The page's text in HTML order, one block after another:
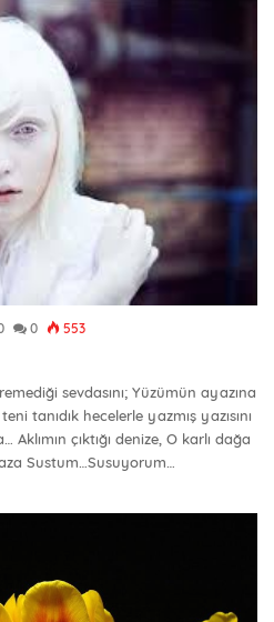
0 553
sevdasını; Yüzümün ayazına
tanıdık hecelerle yazmış yazısını
Aklımın çıktığı denize, O karlı dağa
Sustum…Susuyorum…